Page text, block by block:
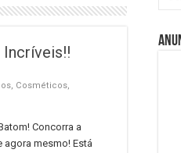
, Cosméticos,
Concorra a
agora mesmo! Está